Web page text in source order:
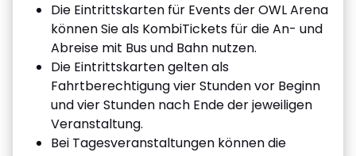
Die Eintrittskarten für Events der OWL Arena
können Sie als KombiTickets für die An- und
Abreise mit Bus und Bahn nutzen.
Die Eintrittskarten gelten als
Fahrtberechtigung vier Stunden vor Beginn
und vier Stunden nach Ende der jeweiligen
Veranstaltung.
Bei Tagesveranstaltungen können die